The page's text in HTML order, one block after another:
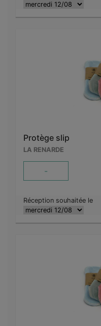
Protège slip
LA RENARDE
-
Réception souhaitée le